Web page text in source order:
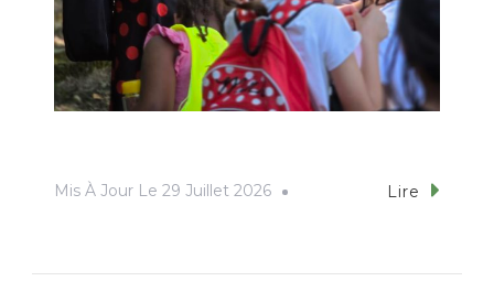
Mis À Jour Le 29 Juillet 2026 Lire